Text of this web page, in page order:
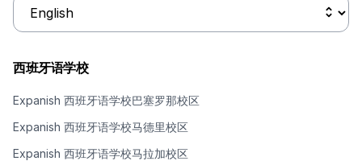
西班牙语学校
Expanish 西班牙语学校巴塞罗那校区
Expanish 西班牙语学校马德里校区
Expanish 西班牙语学校马拉加校区